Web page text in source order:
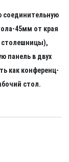
соединительную
45мм от края
столешницы),
панель в двух
как конференц-
стол.